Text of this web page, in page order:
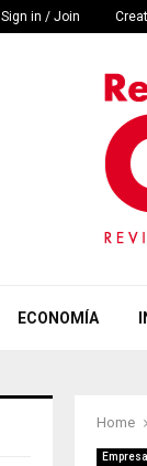
Sign in / Join
ECONOMÍA
Home